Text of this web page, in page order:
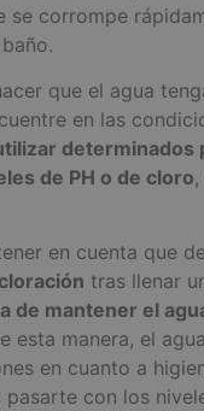
se corrompe
que el agua
en las
determinados
de PH o de cloro
en cuenta que
tras llenar
de mantener el
esta manera, el
en cuanto a
con los